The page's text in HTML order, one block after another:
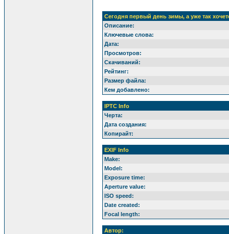
Сегодня первый день зимы, а уже так
Описание:
Ключевые слова:
Дата:
Просмотров:
Скачиваний:
Рейтинг:
Размер файла:
Кем добавлено:
IPTC Info
Черта:
Дата создания:
Копирайт:
EXIF Info
Make:
Model:
Exposure time:
Aperture value:
ISO speed:
Date created:
Focal length:
Автор: